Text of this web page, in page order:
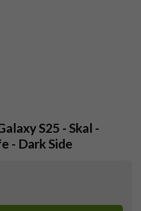
S25 - Skal -
- Dark Side